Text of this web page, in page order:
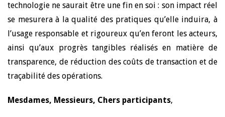
technologie ne saurait être une fin en soi : son impact réel
se mesurera à la qualité des pratiques qu’elle induira, à
l’usage responsable et rigoureux qu’en feront les acteurs,
ainsi qu’aux progrès tangibles réalisés en matière de
transparence, de réduction des coûts de transaction et de
traçabilité des opérations.
Mesdames, Messieurs, Chers participants,